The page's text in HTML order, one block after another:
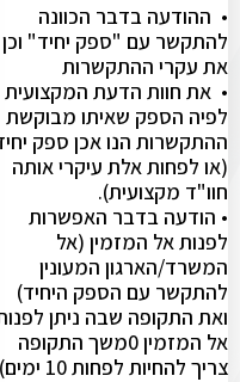
• ההודעה בדבר הכוונה
להתקשר עם "ספק יחיד" וכן
את עקרי ההתקשרות
• את חוות הדעת המקצועית
לפיה הספק שאיתו מבוקשת
ההתקשרות הנו אכן ספק יחיד
(או לפחות אלת עיקרי אותה
חוו"ד מקצועית).
• הודעה בדבר האפשרות
לפנות אל המזמין (אל
המשרד/הארגון המעונין
להתקשר עם הספק היחיד)
ואת התקופה שבה ניתן לפנות
אל המזמין 0משך התקופה
צריך להחיות לפחות 10 ימים) .